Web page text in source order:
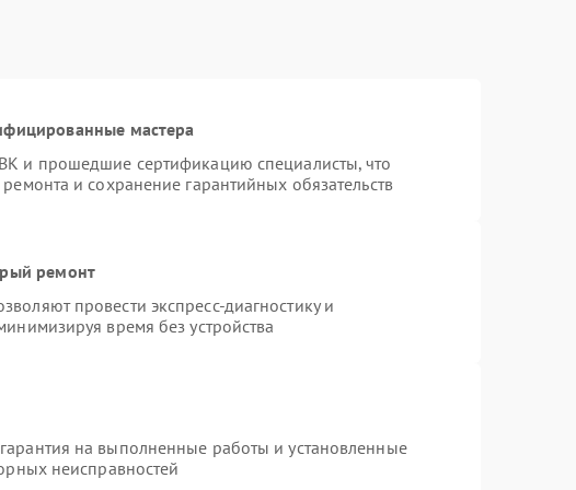
мастера
и прошедшие сертификацию специалисты, что
и сохранение гарантийных обязательств
ремонт
провести экспресс-диагностику и
время без устройства
на выполненные работы и установленные
неисправностей